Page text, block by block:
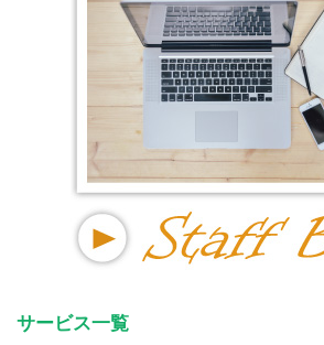
サービス一覧